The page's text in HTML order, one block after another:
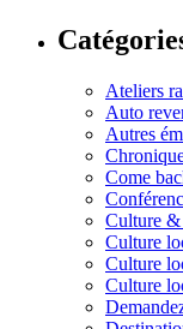
Ateliers
Auto
Autres
Come
Culture &
Culture
Culture
Culture